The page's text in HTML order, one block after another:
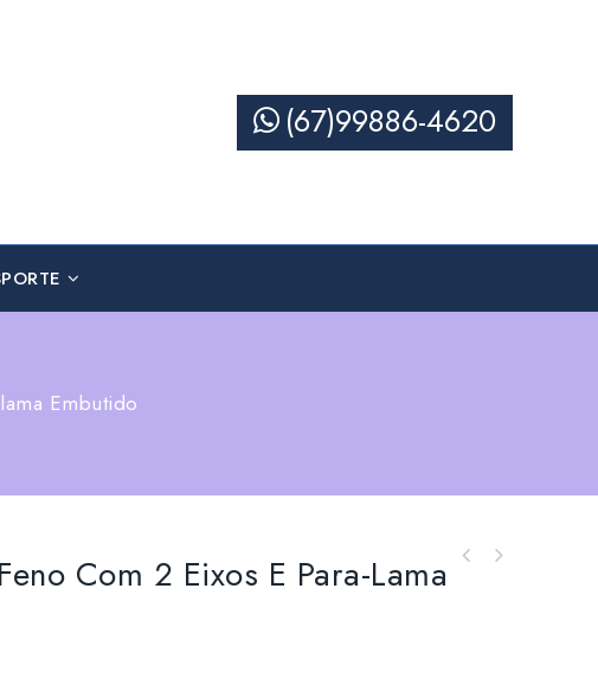
(67)99886-4620
Embutido
Com 2 Eixos E Para-Lama